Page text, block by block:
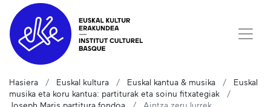
Hasiera Euskal kultura Euskal kantua & musika
Euskal
musika eta koru kantua: partiturak eta soinu fitxategiak